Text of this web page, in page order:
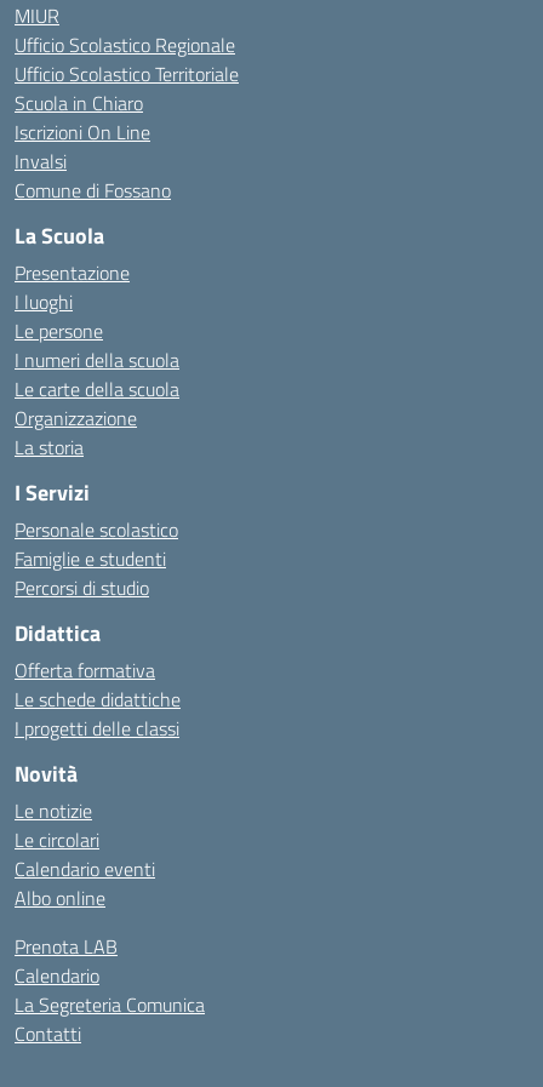
MIUR
Ufficio Scolastico Regionale
Ufficio Scolastico Territoriale
Scuola in Chiaro
Iscrizioni On Line
Invalsi
Comune di Fossano
La Scuola
Presentazione
I luoghi
Le persone
I numeri della scuola
Le carte della scuola
Organizzazione
La storia
I Servizi
Personale scolastico
Famiglie e studenti
Percorsi di studio
Didattica
Offerta formativa
Le schede didattiche
I progetti delle classi
Novità
Le notizie
Le circolari
Calendario eventi
Albo online
Prenota LAB
Calendario
La Segreteria Comunica
Contatti